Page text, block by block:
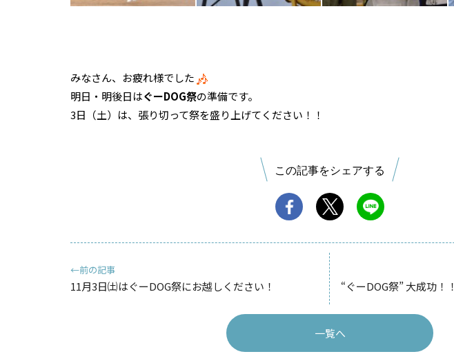
みなさん、お疲れ様でした
明日・明後日はぐーDOG祭の準備です。
3日（土）は、張り切って祭を盛り上げてください！！
この記事をシェアする
←前の記事
11月3日㈯はぐーDOG祭にお越しください！ “ぐーDOG祭” 大成功！！
一覧へ